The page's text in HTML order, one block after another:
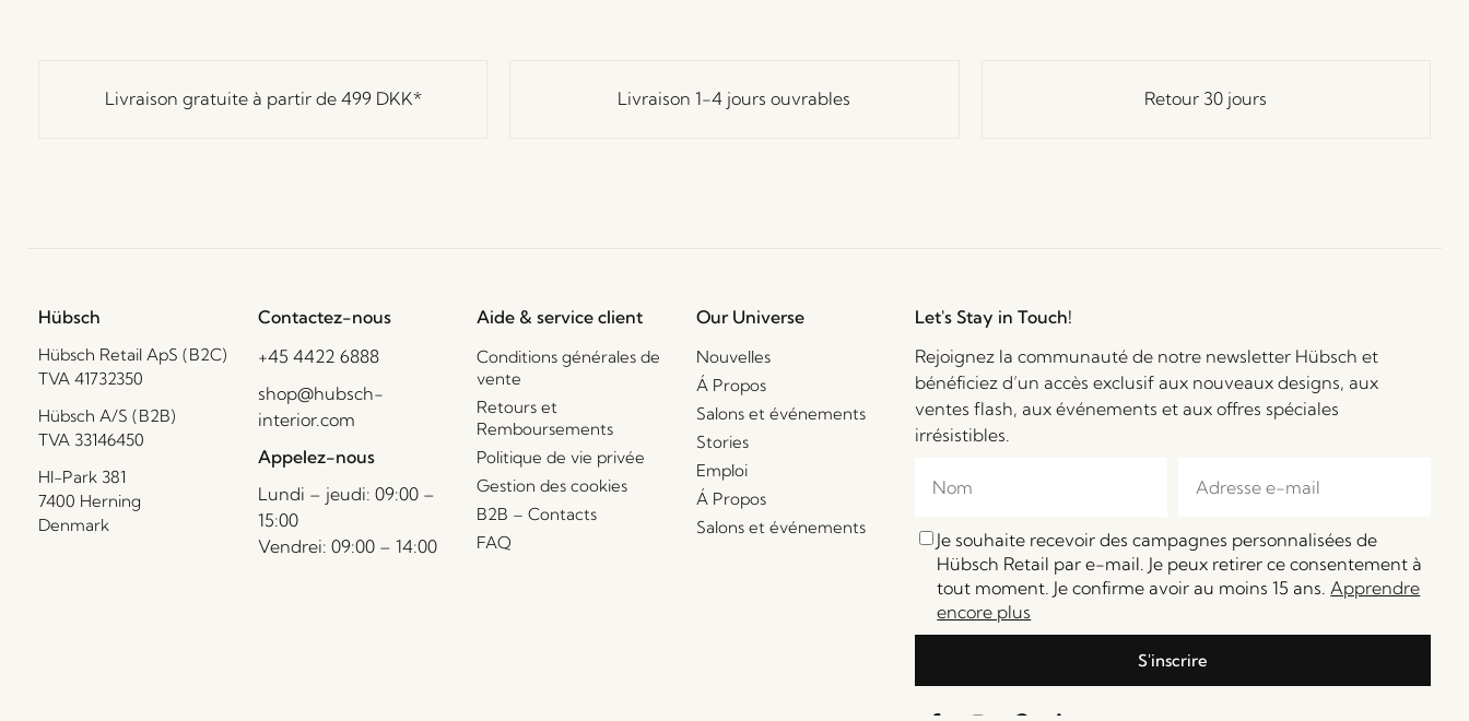
Livraison gratuite à partir de 499 DKK* Livraison 1-4 jours ouvrables Retour 30 jours
Hübsch
Hübsch Retail ApS (B2C)
TVA 41732350
Hübsch A/S (B2B)
TVA 33146450
HI-Park 381
7400 Herning
Denmark
Contactez-nous
+45 4422 6888
shop@hubsch-
interior.com
Appelez-nous
Lundi – jeudi: 09:00 –
15:00
Vendrei: 09:00 – 14:00
Aide & service client
Conditions générales de
vente
Retours et
Remboursements
Politique de vie privée
Gestion des cookies
B2B – Contacts
FAQ
Our Universe
Nouvelles
Á Propos
Salons et événements
Stories
Emploi
Á Propos
Salons et événements
Let's Stay in Touch!
Rejoignez la communauté de notre newsletter Hübsch et
bénéficiez d’un accès exclusif aux nouveaux designs, aux
ventes flash, aux événements et aux offres spéciales
irrésistibles.
Je souhaite recevoir des campagnes personnalisées de
Hübsch Retail par e-mail. Je peux retirer ce consentement à
tout moment. Je confirme avoir au moins 15 ans. Apprendre
encore plus
S'inscrire